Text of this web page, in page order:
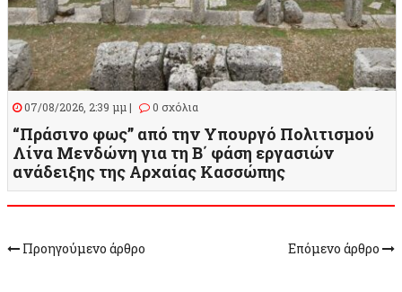
07/08/2026, 2:39 μμ | 0 σχόλια
“Πράσινο φως” από την Υπουργό Πολιτισμού
Λίνα Μενδώνη για τη Β΄ φάση εργασιών
ανάδειξης της Αρχαίας Κασσώπης
Προηγούμενο άρθρο Επόμενο άρθρο